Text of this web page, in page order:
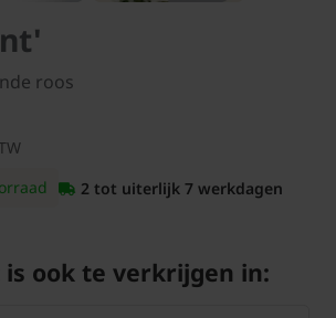
roos
2 tot uiterlijk 7 werkdagen
ook te verkrijgen in: